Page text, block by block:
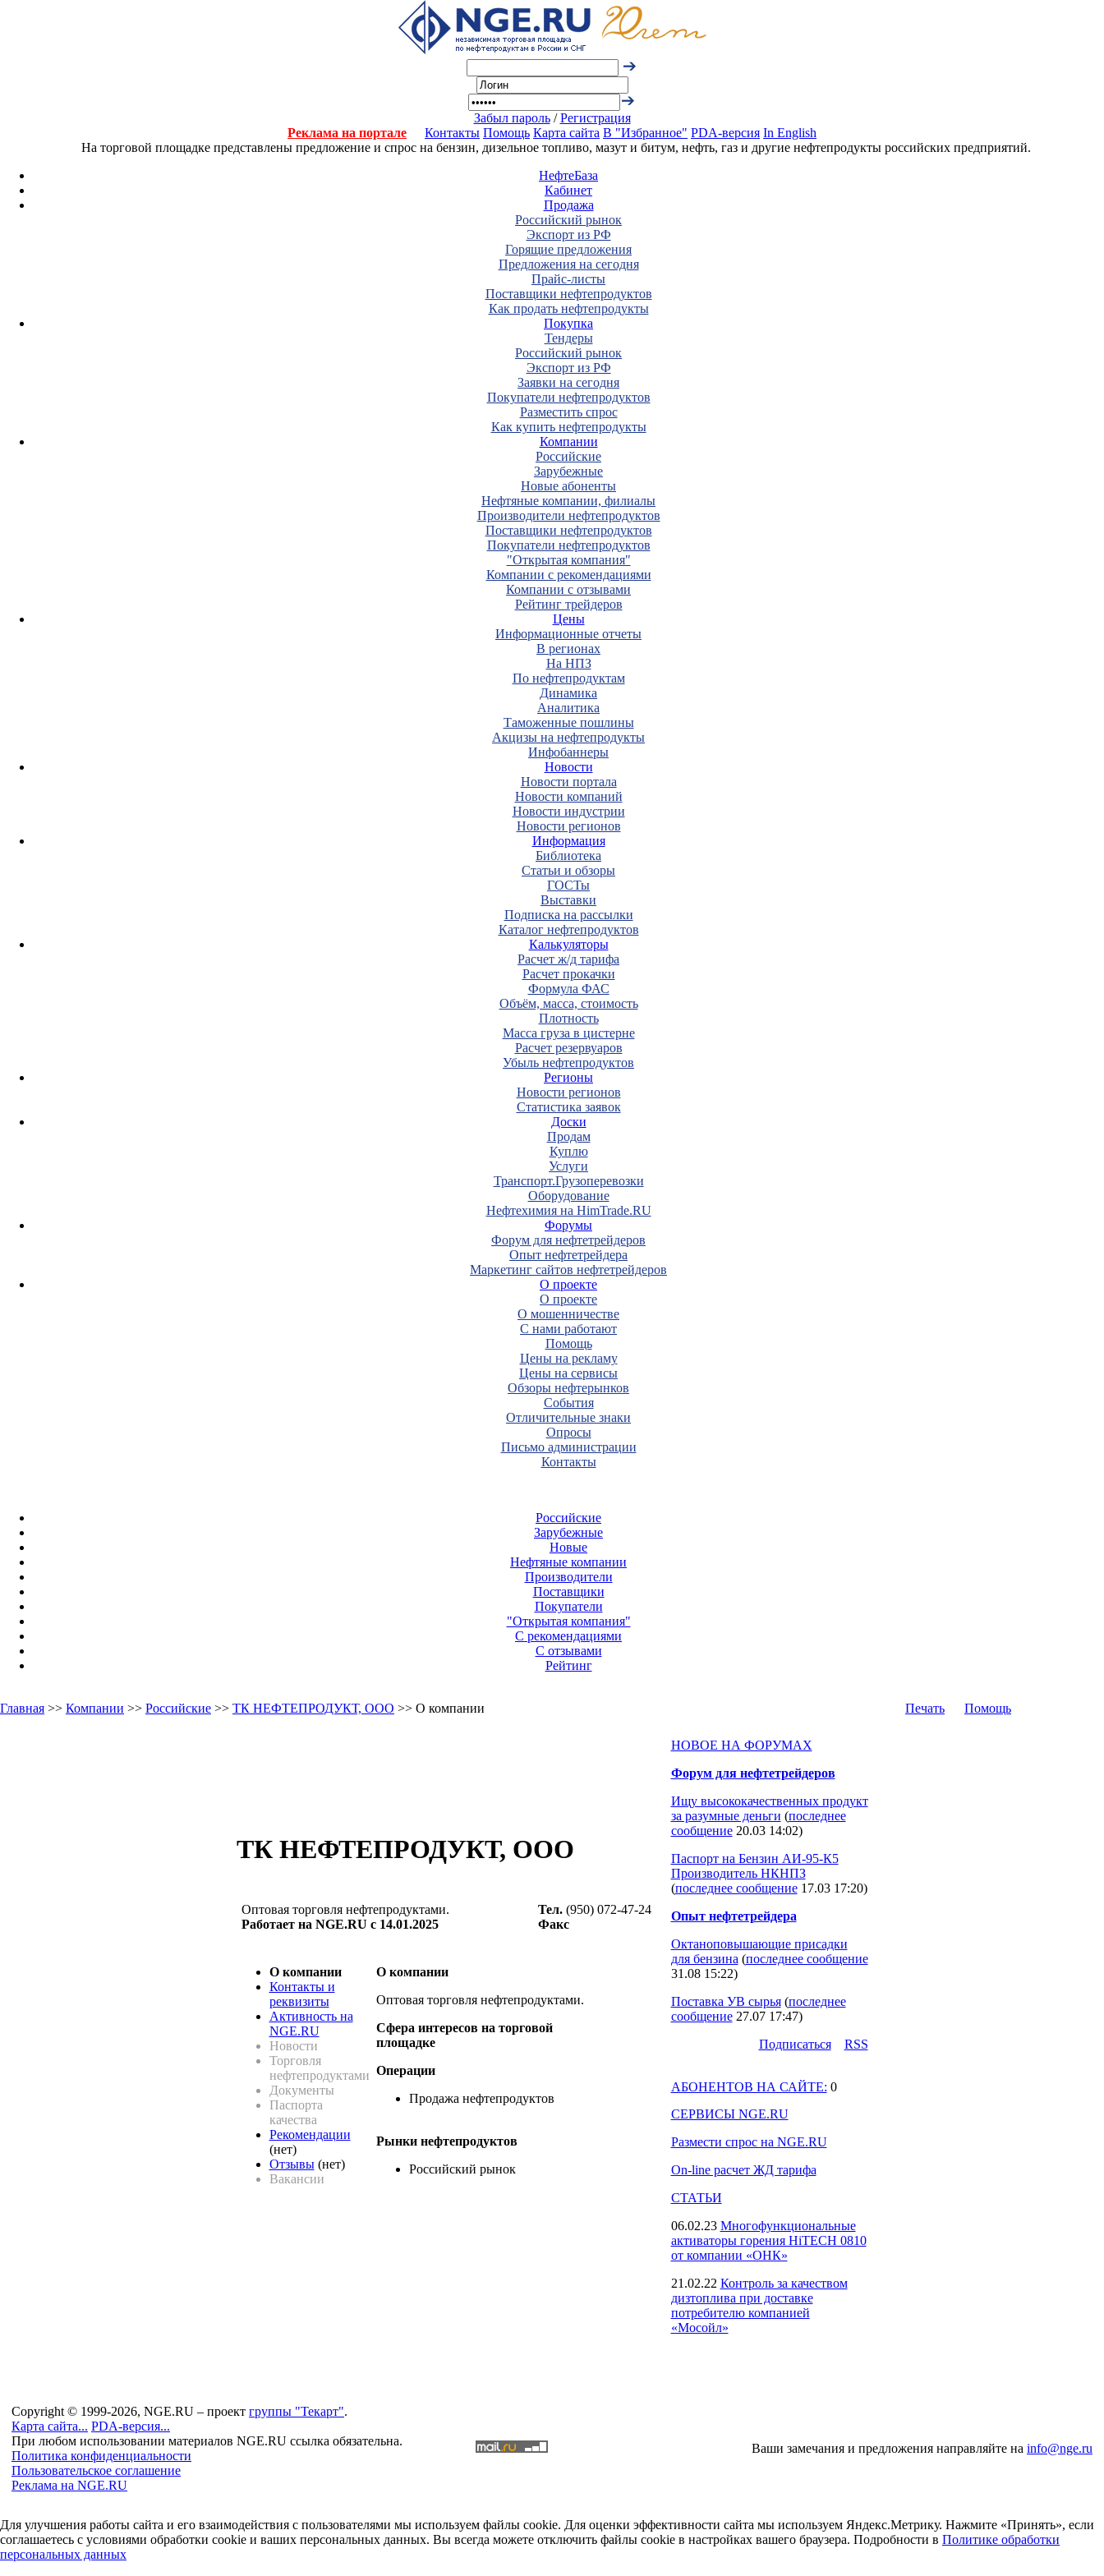
Забыл пароль/Регистрация
Реклама на портале
Контакты Помощь Карта сайта В "Избранное" PDA-версия In English
На торговой площадке представлены предложение и спрос на бензин, дизельное топливо, мазут и битум, нефть, газ и другие нефтепродукты российских предприятий.
НефтеБаза
Кабинет
Продажа
Российский рынок
Экспорт из РФ
Горящие предложения
Предложения на сегодня
Прайс-листы
Поставщики нефтепродуктов
Как продать нефтепродукты
Покупка
Тендеры
Российский рынок
Экспорт из РФ
Заявки на сегодня
Покупатели нефтепродуктов
Разместить спрос
Как купить нефтепродукты
Компании
Российские
Зарубежные
Новые абоненты
Нефтяные компании, филиалы
Производители нефтепродуктов
Поставщики нефтепродуктов
Покупатели нефтепродуктов
"Открытая компания"
Компании с рекомендациями
Компании с отзывами
Рейтинг трейдеров
Цены
Информационные отчеты
В регионах
На НПЗ
По нефтепродуктам
Динамика
Аналитика
Таможенные пошлины
Акцизы на нефтепродукты
Инфобаннеры
Новости
Новости портала
Новости компаний
Новости индустрии
Новости регионов
Информация
Библиотека
Статьи и обзоры
ГОСТы
Выставки
Подписка на рассылки
Каталог нефтепродуктов
Калькуляторы
Расчет ж/д тарифа
Расчет прокачки
Формула ФАС
Объём, масса, стоимость
Плотность
Масса груза в цистерне
Расчет резервуаров
Убыль нефтепродуктов
Регионы
Новости регионов
Статистика заявок
Доски
Продам
Куплю
Услуги
Транспорт.Грузоперевозки
Оборудование
Нефтехимия на HimTrade.RU
Форумы
Форум для нефтетрейдеров
Опыт нефтетрейдера
Маркетинг сайтов нефтетрейдеров
О проекте
О проекте
О мошенничестве
С нами работают
Помощь
Цены на рекламу
Цены на сервисы
Обзоры нефтерынков
События
Отличительные знаки
Опросы
Письмо администрации
Контакты
Российские
Зарубежные
Новые
Нефтяные компании
Производители
Поставщики
Покупатели
"Открытая компания"
С рекомендациями
С отзывами
Рейтинг
Главная >> Компании >> Российские >> ТК НЕФТЕПРОДУКТ, ООО >> О компании Печать Помощь
ТК НЕФТЕПРОДУКТ, ООО
Оптовая торговля нефтепродуктами.
Работает на NGE.RU с 14.01.2025
Тел.(950) 072-47-24
Факс
О компании
Контакты и
реквизиты
Активность на
NGE.RU
Новости
Торговля
нефтепродуктами
Документы
Паспорта
качества
Рекомендации
(нет)
Отзывы (нет)
Вакансии
О компании
Оптовая торговля нефтепродуктами.
Сфера интересов на торговой
площадке
Операции
Продажа нефтепродуктов
Рынки нефтепродуктов
Российский рынок
НОВОЕ НА ФОРУМАХ
Форум для нефтетрейдеров
Ищу высококачественных продукт
за разумные деньги (последнее
сообщение 20.03 14:02)
Паспорт на Бензин АИ-95-К5
Производитель НКНПЗ
(последнее сообщение 17.03 17:20)
Опыт нефтетрейдера
Октаноповышающие присадки
для бензина (последнее сообщение
31.08 15:22)
Поставка УВ сырья(последнее
сообщение 27.07 17:47)
Подпиcаться
RSS
АБОНЕНТОВ НА САЙТЕ: 0
СЕРВИСЫ NGE.RU
Размести спрос на NGE.RU
On-line расчет ЖД тарифа
СТАТЬИ
06.02.23 Многофункциональные
активаторы горения HiTECH 0810
от компании «ОНК»
21.02.22 Контроль за качеством
дизтоплива при доставке
потребителю компанией
«Мосойл»
Copyright © 1999-2026, NGE.RU – проект группы "Текарт".
Карта сайта... PDA-версия...
При любом использовании материалов NGE.RU ссылка обязательна.
Политика конфиденциальности
Пользовательское соглашение
Реклама на NGE.RU
Ваши замечания и предложения направляйте на info@nge.ru
Для улучшения работы сайта и его взаимодействия с пользователями мы используем файлы cookie. Для оценки эффективности сайта мы используем Яндекс.Метрику. Нажмите «Принять», если
соглашаетесь с условиями обработки cookie и ваших персональных данных. Вы всегда можете отключить файлы cookie в настройках вашего браузера. Подробности в Политике обработки
персональных данных